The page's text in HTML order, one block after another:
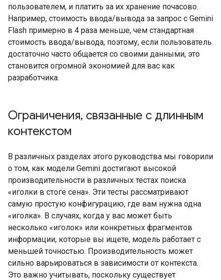
пользователем, и платить за их хранение почасово.
Например, стоимость ввода/вывода за запрос с Gemini
Flash примерно в 4 раза меньше, чем стандартная
стоимость ввода/вывода, поэтому, если пользователь
достаточно часто общается со своими данными, это
становится огромной экономией для вас как
разработчика.
Ограничения, связанные с длинным
контекстом
В различных разделах этого руководства мы говорили
о том, как модели Gemini достигают высокой
производительности в различных тестах поиска
«иголки в стоге сена». Эти тесты рассматривают
самую простую конфигурацию, где вам нужна одна
«иголка». В случаях, когда у вас может быть
несколько «иголок» или конкретных фрагментов
информации, которые вы ищете, модель работает с
меньшей точностью. Производительность может
сильно варьироваться в зависимости от контекста.
Это важно учитывать, поскольку существует